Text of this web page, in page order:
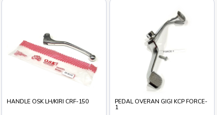
HANDLE OSK LH/KIRI CRF-150 PEDAL OVERAN GIGI KCP FORCE-
1